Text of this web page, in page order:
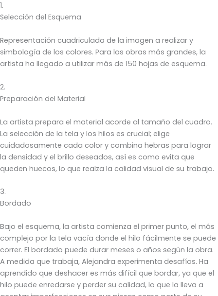
1.
Selección del Esquema
Representación cuadriculada de la imagen a realizar y
simbología de los colores. Para las obras más grandes, la
artista ha llegado a utilizar más de 150 hojas de esquema.
2.
Preparación del Material
La artista prepara el material acorde al tamaño del cuadro.
La selección de la tela y los hilos es crucial; elige
cuidadosamente cada color y combina hebras para lograr
la densidad y el brillo deseados, así es como evita que
queden huecos, lo que realza la calidad visual de su trabajo.
3.
Bordado
Bajo el esquema, la artista comienza el primer punto, el más
complejo por la tela vacía donde el hilo fácilmente se puede
correr. El bordado puede durar meses o años según la obra.
A medida que trabaja, Alejandra experimenta desafíos. Ha
aprendido que deshacer es más difícil que bordar, ya que el
hilo puede enredarse y perder su calidad, lo que la lleva a